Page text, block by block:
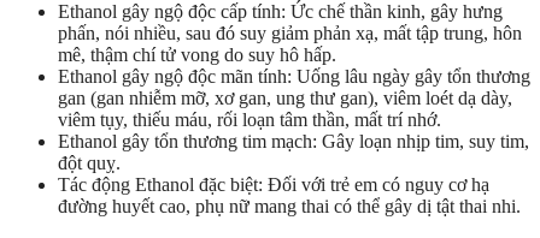
Ethanol gây ngộ độc cấp tính: Ức chế thần kinh, gây hưng
phấn, nói nhiều, sau đó suy giảm phản xạ, mất tập trung, hôn
mê, thậm chí tử vong do suy hô hấp.
Ethanol gây ngộ độc mãn tính: Uống lâu ngày gây tổn thương
gan (gan nhiễm mỡ, xơ gan, ung thư gan), viêm loét dạ dày,
viêm tụy, thiếu máu, rối loạn tâm thần, mất trí nhớ.
Ethanol gây tổn thương tim mạch: Gây loạn nhịp tim, suy tim,
đột quỵ.
Tác động Ethanol đặc biệt: Đối với trẻ em có nguy cơ hạ
đường huyết cao, phụ nữ mang thai có thể gây dị tật thai nhi.